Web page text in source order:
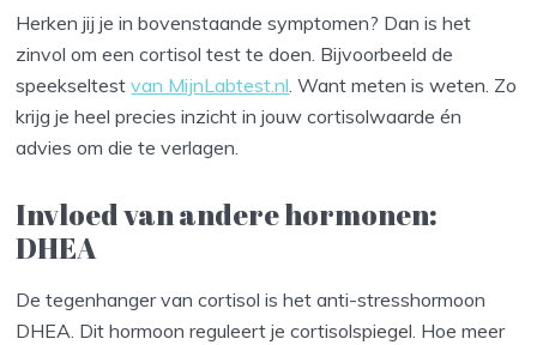
Herken jij je in bovenstaande symptomen? Dan is het
zinvol om een cortisol test te doen. Bijvoorbeeld de
speekseltestvan MijnLabtest.nl . Want meten is weten. Zo
krijg je heel precies inzicht in jouw cortisolwaarde én
advies om die te verlagen.
Invloed van andere hormonen:
DHEA
De tegenhanger van cortisol is het anti-stresshormoon
DHEA. Dit hormoon reguleert je cortisolspiegel. Hoe meer